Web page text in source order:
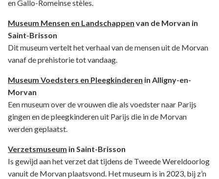
en Gallo-Romeinse stèles.
Museum Mensen en Landschappen van de Morvan in
Saint-Brisson
Dit museum vertelt het verhaal van de mensen uit de Morvan
vanaf de prehistorie tot vandaag.
Museum Voedsters en Pleegkinderen in Alligny-en-
Morvan
Een museum over de vrouwen die als voedster naar Parijs
gingen en de pleegkinderen uit Parijs die in de Morvan
werden geplaatst.
Verzetsmuseum in Saint-Brisson
Is gewijd aan het verzet dat tijdens de Tweede Wereldoorlog
vanuit de Morvan plaatsvond. Het museum is in 2023, bij z’n